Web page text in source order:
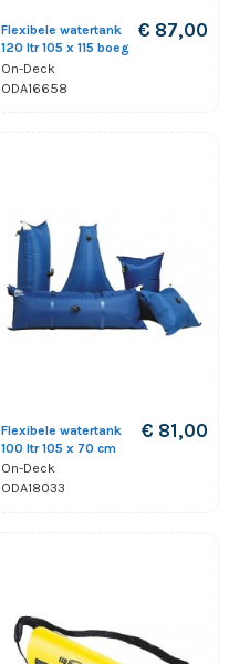
Flexibele watertank
120 ltr 105 x 115 boeg
On-Deck
ODA16658
€ 87,00
Flexibele watertank
100 ltr 105 x 70 cm
On-Deck
ODA18033
€ 81,00